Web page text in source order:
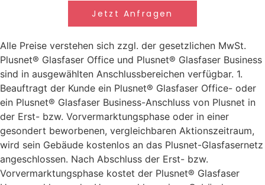
Jetzt Anfragen
Alle Preise verstehen sich zzgl. der gesetzlichen MwSt.
Plusnet® Glasfaser Office und Plusnet® Glasfaser Business
sind in ausgewählten Anschlussbereichen verfügbar. 1.
Beauftragt der Kunde ein Plusnet® Glasfaser Office- oder
ein Plusnet® Glasfaser Business-Anschluss von Plusnet in
der Erst- bzw. Vorvermarktungsphase oder in einer
gesondert beworbenen, vergleichbaren Aktionszeitraum,
wird sein Gebäude kostenlos an das Plusnet-Glasfasernetz
angeschlossen. Nach Abschluss der Erst- bzw.
Vorvermarktungsphase kostet der Plusnet® Glasfaser